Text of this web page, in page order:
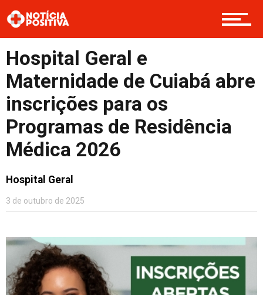
Boas Ações
Cultura
Entretenimento
Contato
Hospital Geral e
Maternidade de Cuiabá abre
inscrições para os
Programas de Residência
Médica 2026
Hospital Geral
3 de outubro de 2025